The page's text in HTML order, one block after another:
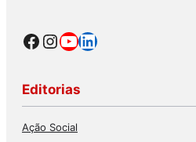
Facebook
Instagram
Youtube
LinkedIn
Editorias
Ação Social